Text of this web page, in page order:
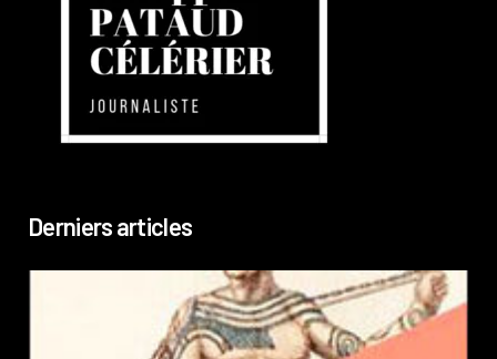
Derniers articles